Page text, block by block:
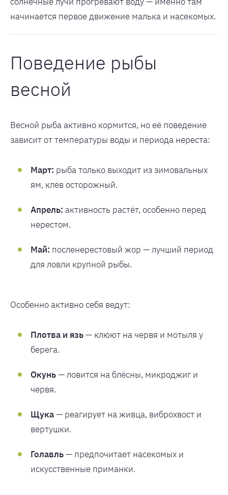
начинается первое движение малька и насекомых.
Поведение рыбы
весной
Весной рыба активно кормится, но её поведение
зависит от температуры воды и периода нереста:
Март: рыба только выходит из зимовальных
ям, клёв осторожный.
Апрель: активность растёт, особенно перед
нерестом.
Май: посленерестовый жор — лучший период
для ловли крупной рыбы.
Особенно активно себя ведут:
Плотва и язь— клюют на червя и мотыля у
берега.
Окунь— ловится на блёсны, микроджиг и
червя.
Щука— реагирует на живца, виброхвост и
вертушки.
Голавль— предпочитает насекомых и
искусственные приманки.